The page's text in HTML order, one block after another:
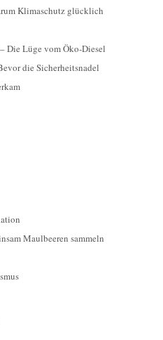
Klimaschutz glücklich
Die Lüge vom Öko-Diesel
die Sicherheitsnadel
Maulbeeren sammeln